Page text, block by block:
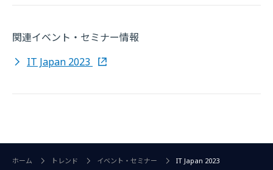
関連イベント・セミナー情報
IT Japan 2023
ホーム トレンド イベント・セミナー IT Japan 2023